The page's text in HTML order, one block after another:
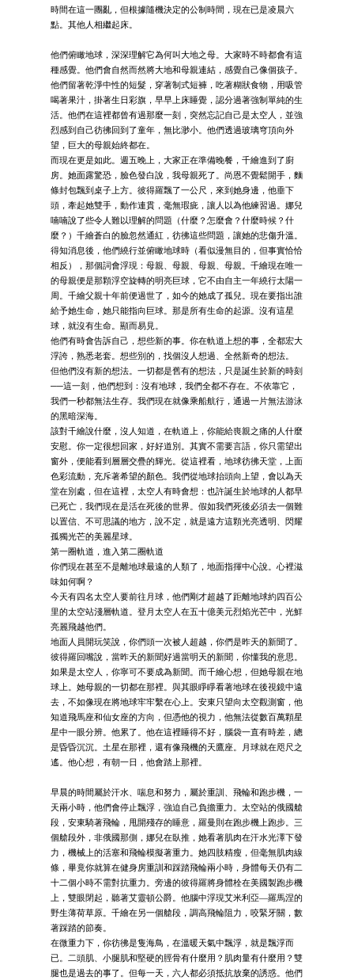
時間在這一團亂，但根據隨機決定的公制時間，現在已是凌晨六
點。其他人相繼起床。
他們俯瞰地球，深深理解它為何叫大地之母。大家時不時都會有這
種感覺。他們會自然而然將大地和母親連結，感覺自己像個孩子。
他們留著乾淨中性的短髮，穿著制式短褲，吃著糊狀食物，用吸管
喝著果汁，掛著生日彩旗，早早上床睡覺，認分過著強制單純的生
活。他們在這裡都曾有過那麼一刻，突然忘記自己是太空人，並強
烈感到自己彷彿回到了童年，無比渺小。他們透過玻璃穹頂向外
望，巨大的母親始終都在。
而現在更是如此。週五晚上，大家正在準備晚餐，千繪進到了廚
房。她面露驚恐，臉色發白說，我母親死了。尚恩不覺鬆開手，麵
條封包飄到桌子上方。彼得羅飄了一公尺，來到她身邊，他垂下
頭，牽起她雙手，動作連貫，毫無瑕疵，讓人以為他練習過。娜兒
喃喃說了些令人難以理解的問題（什麼？怎麼會？什麼時候？什
麼？）千繪蒼白的臉忽然通紅，彷彿這些問題，讓她的悲傷升溫。
得知消息後，他們繞行並俯瞰地球時（看似漫無目的，但事實恰恰
相反），那個詞會浮現：母親、母親、母親、母親。千繪現在唯一
的母親便是那顆浮空旋轉的明亮巨球，它不由自主一年繞行太陽一
周。千繪父親十年前便過世了，如今的她成了孤兒。現在要指出誰
給予她生命，她只能指向巨球。那是所有生命的起源。沒有這星
球，就沒有生命。顯而易見。
他們有時會告訴自己，想些新的事。你在軌道上想的事，全都宏大
浮誇，熟悉老套。想些別的，找個沒人想過、全然新奇的想法。
但他們沒有新的想法。一切都是舊有的想法，只是誕生於新的時刻
──這一刻，他們想到：沒有地球，我們全都不存在。不依靠它，
我們一秒都無法生存。我們現在就像乘船航行，通過一片無法游泳
的黑暗深海。
該對千繪說什麼，沒人知道，在軌道上，你能給喪親之痛的人什麼
安慰。你一定很想回家，好好道別。其實不需要言語，你只需望出
窗外，便能看到層層交疊的輝光。從這裡看，地球彷彿天堂，上面
色彩流動，充斥著希望的顏色。我們從地球抬頭向上望，會以為天
堂在別處，但在這裡，太空人有時會想：也許誕生於地球的人都早
已死亡，我們現在是活在死後的世界。假如我們死後必須去一個難
以置信、不可思議的地方，說不定，就是遠方這顆光亮透明、閃耀
孤獨光芒的美麗星球。
第一圈軌道，進入第二圈軌道
你們現在甚至不是離地球最遠的人類了，地面指揮中心說。心裡滋
味如何啊？
今天有四名太空人要前往月球，他們剛才超越了距離地球約四百公
里的太空站淺層軌道。登月太空人在五十億美元烈焰光芒中，光鮮
亮麗飛越他們。
地面人員開玩笑說，你們頭一次被人超越，你們是昨天的新聞了。
彼得羅回嘴說，當昨天的新聞好過當明天的新聞，你懂我的意思。
如果是太空人，你寧可不要成為新聞。而千繪心想，但她母親在地
球上。她母親的一切都在那裡。與其眼睜睜看著地球在後視鏡中遠
去，不如像現在將地球牢牢繫在心上。安東只望向太空觀測窗，他
知道飛馬座和仙女座的方向，但憑他的視力，他無法從數百萬顆星
星中一眼分辨。他累了。他在這裡睡得不好，腦袋一直有時差，總
是昏昏沉沉。土星在那裡，還有像飛機的天鷹座。月球就在咫尺之
遙。他心想，有朝一日，他會踏上那裡。
早晨的時間屬於汗水、喘息和努力，屬於重訓、飛輪和跑步機，一
天兩小時，他們會停止飄浮，強迫自己負擔重力。太空站的俄國艙
段，安東騎著飛輪，甩開殘存的睡意，羅曼則在跑步機上跑步。三
個艙段外，非俄國那側，娜兒在臥推，她看著肌肉在汗水光澤下發
力，機械上的活塞和飛輪模擬著重力。她四肢精瘦，但毫無肌肉線
條，畢竟你就算在健身房重訓和踩踏飛輪兩小時，身體每天仍有二
十二個小時不需對抗重力。旁邊的彼得羅將身體栓在美國製跑步機
上，雙眼閉起，聽著艾靈頓公爵。他腦中浮現艾米利亞—羅馬涅的
野生薄荷草原。千繪在另一個艙段，調高飛輪阻力，咬緊牙關，數
著踩踏的節奏。
在微重力下，你彷彿是隻海鳥，在溫暖天氣中飄浮，就是飄浮而
已。二頭肌、小腿肌和堅硬的脛骨有什麼用？肌肉量有什麼用？雙
腿也是過去的事了。但每一天，六人都必須抵抗放棄的誘惑。他們